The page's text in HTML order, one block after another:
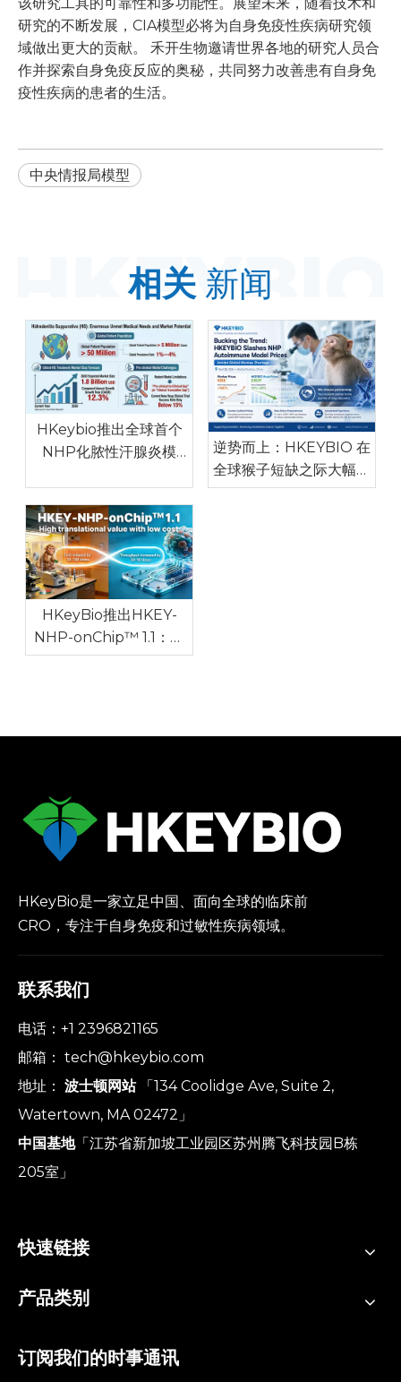
研究的不断发展，CIA模型必将为自身免疫性疾病研究领
域做出更大的贡献。 禾开生物邀请世界各地的研究人员合
作并探索自身免疫反应的奥秘，共同努力改善患有自身免
疫性疾病的患者的生活。
中央情报局模型
相关 新闻
HKeybio推出全球首个
NHP化脓性汗腺炎模
逆势而上：HKEYBIO 在
全球猴子短缺之际大幅削
减 NHP 自体免疫模型价
HKeyBio推出HKEY-
NHP-onChip™ 1.1：世
界上第一个针对自身免疫
HKeyBio是一家立足中国、面向全球的临床前
CRO，专注于自身免疫和过敏性疾病领域。
联系我们
电话：+1 2396821165
邮箱： tech@hkeybio.com
地址： 波士顿网站「134 Coolidge Ave, Suite 2,
Watertown, MA 02472」
中国基地「江苏省新加坡工业园区苏州腾飞科技园B栋
205室」
快速链接
产品类别
订阅我们的时事通讯